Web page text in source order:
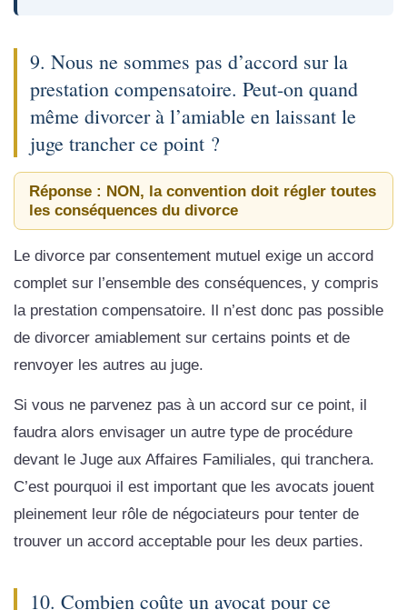
9. Nous ne sommes pas d’accord sur la
prestation compensatoire. Peut-on quand
même divorcer à l’amiable en laissant le
juge trancher ce point ?
Réponse : NON, la convention doit régler toutes
les conséquences du divorce
Le divorce par consentement mutuel exige un accord
complet sur l’ensemble des conséquences, y compris
la prestation compensatoire. Il n’est donc pas possible
de divorcer amiablement sur certains points et de
renvoyer les autres au juge.
Si vous ne parvenez pas à un accord sur ce point, il
faudra alors envisager un autre type de procédure
devant le Juge aux Affaires Familiales, qui tranchera.
C’est pourquoi il est important que les avocats jouent
pleinement leur rôle de négociateurs pour tenter de
trouver un accord acceptable pour les deux parties.
10. Combien coûte un avocat pour ce